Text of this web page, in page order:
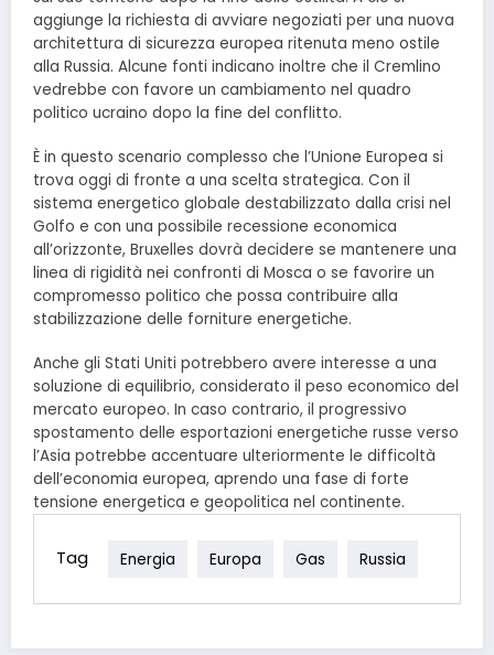
aggiunge la richiesta di avviare negoziati per una nuova
architettura di sicurezza europea ritenuta meno ostile
alla Russia. Alcune fonti indicano inoltre che il Cremlino
vedrebbe con favore un cambiamento nel quadro
politico ucraino dopo la fine del conflitto.
È in questo scenario complesso che l’Unione Europea si
trova oggi di fronte a una scelta strategica. Con il
sistema energetico globale destabilizzato dalla crisi nel
Golfo e con una possibile recessione economica
all’orizzonte, Bruxelles dovrà decidere se mantenere una
linea di rigidità nei confronti di Mosca o se favorire un
compromesso politico che possa contribuire alla
stabilizzazione delle forniture energetiche.
Anche gli Stati Uniti potrebbero avere interesse a una
soluzione di equilibrio, considerato il peso economico del
mercato europeo. In caso contrario, il progressivo
spostamento delle esportazioni energetiche russe verso
l’Asia potrebbe accentuare ulteriormente le difficoltà
dell’economia europea, aprendo una fase di forte
tensione energetica e geopolitica nel continente.
Tag Energia Europa Gas Russia